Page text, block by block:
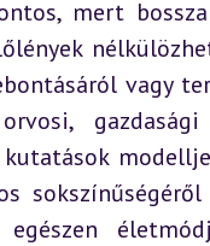
mert
vagy